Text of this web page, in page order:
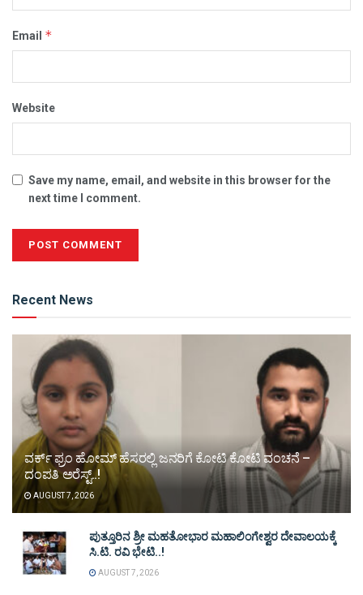
Email *
Website
Save my name, email, and website in this browser for the
next time I comment.
Recent News
ವರ್ಕ್ ಫ್ರಂ ಹೋಮ್ ಹೆಸರಲ್ಲಿ ಜನರಿಗೆ ಕೋಟಿ ಕೋಟಿ ವಂಚನೆ –
ದಂಪತಿ ಅರೆಸ್ಟ್..!
AUGUST 7, 2026
ಪುತ್ತೂರಿನ ಶ್ರೀ ಮಹತೋಭಾರ ಮಹಾಲಿಂಗೇಶ್ವರ ದೇವಾಲಯಕ್ಕೆ
ಸಿ.ಟಿ. ರವಿ ಭೇಟಿ..!
AUGUST 7, 2026